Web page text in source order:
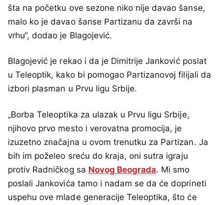
šta na početku ove sezone niko nije davao šanse,
malo ko je davao šanse Partizanu da završi na
vrhu“, dodao je Blagojević.
Blagojević je rekao i da je Dimitrije Janković poslat
u Teleoptik, kako bi pomogao Partizanovoj filijali da
izbori plasman u Prvu ligu Srbije.
„Borba Teleoptika za ulazak u Prvu ligu Srbije,
njihovo prvo mesto i verovatna promocija, je
izuzetno značajna u ovom trenutku za Partizan. Ja
bih im poželeo sreću do kraja, oni sutra igraju
protiv Radničkog sa Novog Beograda. Mi smo
poslali Jankovića tamo i nadam se da će doprineti
uspehu ove mlade generacije Teleoptika, što će